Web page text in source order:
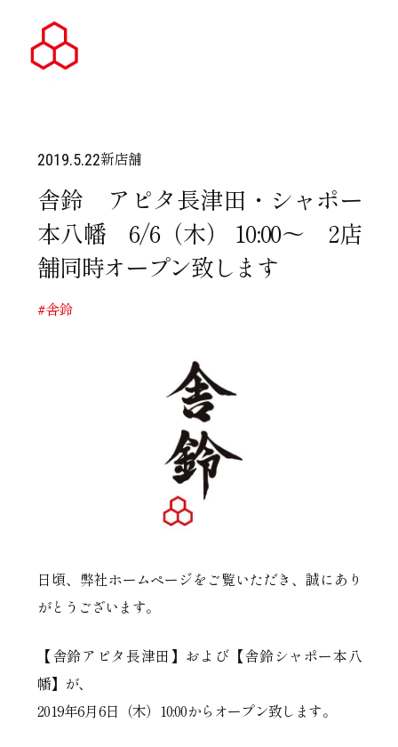
2019.5.22新店舗
舎鈴 アピタ長津田・シャポー
本八幡 6/6（木） 10:00～ 2店
舗同時オープン致します
#舎鈴
日頃、弊社ホームページをご覧いただき、誠にあり
がとうございます。
【舎鈴アピタ長津田】および【舎鈴シャポー本八
幡】が、
2019年6月6日（木）10:00からオープン致します。